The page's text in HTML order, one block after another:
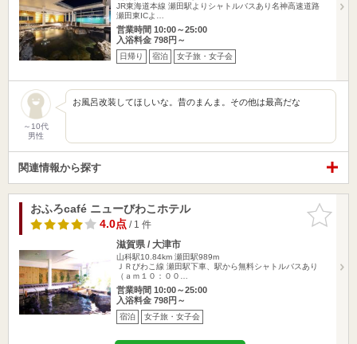
JR東海道本線 瀬田駅よりシャトルバスあり名神高速道路
瀬田東ICよ…
営業時間 10:00～25:00
入浴料金 798円～
日帰り 宿泊 女子旅・女子会
～10代
男性
お風呂改装してほしいな。昔のまんま。その他は最高だな
関連情報から探す
お気に入
りに追加
おふろcafé ニューびわこホテル
4.0点/ 1 件
滋賀県 / 大津市
山科駅10.84km 瀬田駅989m
ＪＲびわこ線 瀬田駅下車、駅から無料シャトルバスあり
（ａｍ１０：００…
営業時間 10:00～25:00
入浴料金 798円～
宿泊 女子旅・女子会